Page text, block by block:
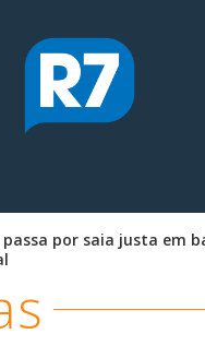
por saia justa em